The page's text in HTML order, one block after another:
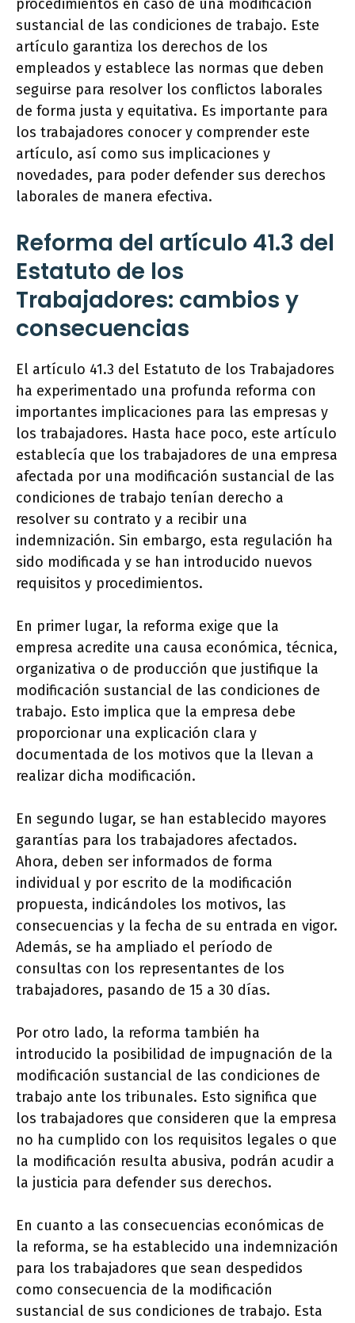
procedimientos en caso de una modificación
sustancial de las condiciones de trabajo. Este
artículo garantiza los derechos de los
empleados y establece las normas que deben
seguirse para resolver los conflictos laborales
de forma justa y equitativa. Es importante para
los trabajadores conocer y comprender este
artículo, así como sus implicaciones y
novedades, para poder defender sus derechos
laborales de manera efectiva.
Reforma del artículo 41.3 del
Estatuto de los
Trabajadores: cambios y
consecuencias
El artículo 41.3 del Estatuto de los Trabajadores
ha experimentado una profunda reforma con
importantes implicaciones para las empresas y
los trabajadores. Hasta hace poco, este artículo
establecía que los trabajadores de una empresa
afectada por una modificación sustancial de las
condiciones de trabajo tenían derecho a
resolver su contrato y a recibir una
indemnización. Sin embargo, esta regulación ha
sido modificada y se han introducido nuevos
requisitos y procedimientos.
En primer lugar, la reforma exige que la
empresa acredite una causa económica, técnica,
organizativa o de producción que justifique la
modificación sustancial de las condiciones de
trabajo. Esto implica que la empresa debe
proporcionar una explicación clara y
documentada de los motivos que la llevan a
realizar dicha modificación.
En segundo lugar, se han establecido mayores
garantías para los trabajadores afectados.
Ahora, deben ser informados de forma
individual y por escrito de la modificación
propuesta, indicándoles los motivos, las
consecuencias y la fecha de su entrada en vigor.
Además, se ha ampliado el período de
consultas con los representantes de los
trabajadores, pasando de 15 a 30 días.
Por otro lado, la reforma también ha
introducido la posibilidad de impugnación de la
modificación sustancial de las condiciones de
trabajo ante los tribunales. Esto significa que
los trabajadores que consideren que la empresa
no ha cumplido con los requisitos legales o que
la modificación resulta abusiva, podrán acudir a
la justicia para defender sus derechos.
En cuanto a las consecuencias económicas de
la reforma, se ha establecido una indemnización
para los trabajadores que sean despedidos
como consecuencia de la modificación
sustancial de sus condiciones de trabajo. Esta